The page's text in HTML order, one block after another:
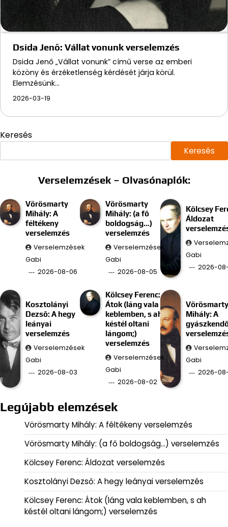
Dsida Jenő: Vállat vonunk verselemzés
Dsida Jenő „Vállat vonunk” című verse az emberi
közöny és érzéketlenség kérdését járja körül.
Elemzésünk…
2026-03-19
Keresés
Keresés
Verselemzések – Olvasónaplók:
Vörösmarty
Mihály: A
féltékeny
verselemzés
Verselemzések
Gabi
2026-08-06
Vörösmarty
Mihály: (a fő
boldogság…)
verselemzés
Verselemzések
Gabi
2026-08-05
Kölcsey
Áldozat
Gabi
2026-
Kosztolányi
Dezső: A hegy
leányai
verselemzés
Verselemzések
Gabi
2026-08-03
Kölcsey Ferenc:
Átok (láng vala
keblemben, s ah
késtél oltani
lángom;)
verselemzés
Verselemzések
Gabi
2026-08-02
Vörösmarty
Mihály: A
Gabi
2026-
Legújabb elemzések
Vörösmarty Mihály: A féltékeny verselemzés
Vörösmarty Mihály: (a fő boldogság…) verselemzés
Kölcsey Ferenc: Áldozat verselemzés
Kosztolányi Dezső: A hegy leányai verselemzés
Kölcsey Ferenc: Átok (láng vala keblemben, s ah
késtél oltani lángom;) verselemzés